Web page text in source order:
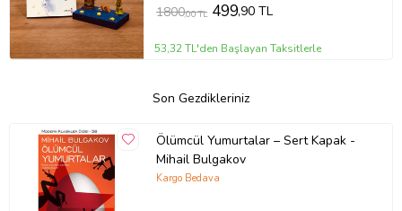
1800,00 TL 499,90 TL
53,32 TL'den Başlayan Taksitlerle
Son Gezdikleriniz
Ölümcül Yumurtalar – Sert Kapak -
Mihail Bulgakov
Kargo Bedava